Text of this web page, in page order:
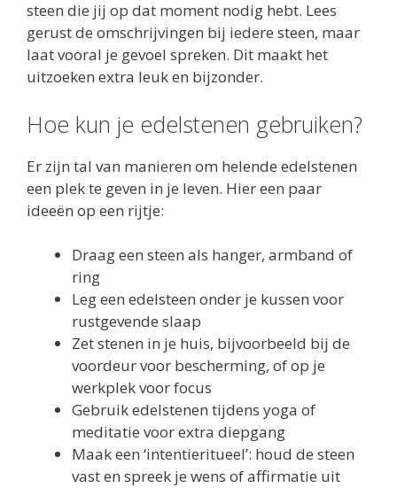
steen die jij op dat moment nodig hebt. Lees
gerust de omschrijvingen bij iedere steen, maar
laat vooral je gevoel spreken. Dit maakt het
uitzoeken extra leuk en bijzonder.
Hoe kun je edelstenen gebruiken?
Er zijn tal van manieren om helende edelstenen
een plek te geven in je leven. Hier een paar
ideeën op een rijtje:
Draag een steen als hanger, armband of
ring
Leg een edelsteen onder je kussen voor
rustgevende slaap
Zet stenen in je huis, bijvoorbeeld bij de
voordeur voor bescherming, of op je
werkplek voor focus
Gebruik edelstenen tijdens yoga of
meditatie voor extra diepgang
Maak een ‘intentieritueel’: houd de steen
vast en spreek je wens of affirmatie uit